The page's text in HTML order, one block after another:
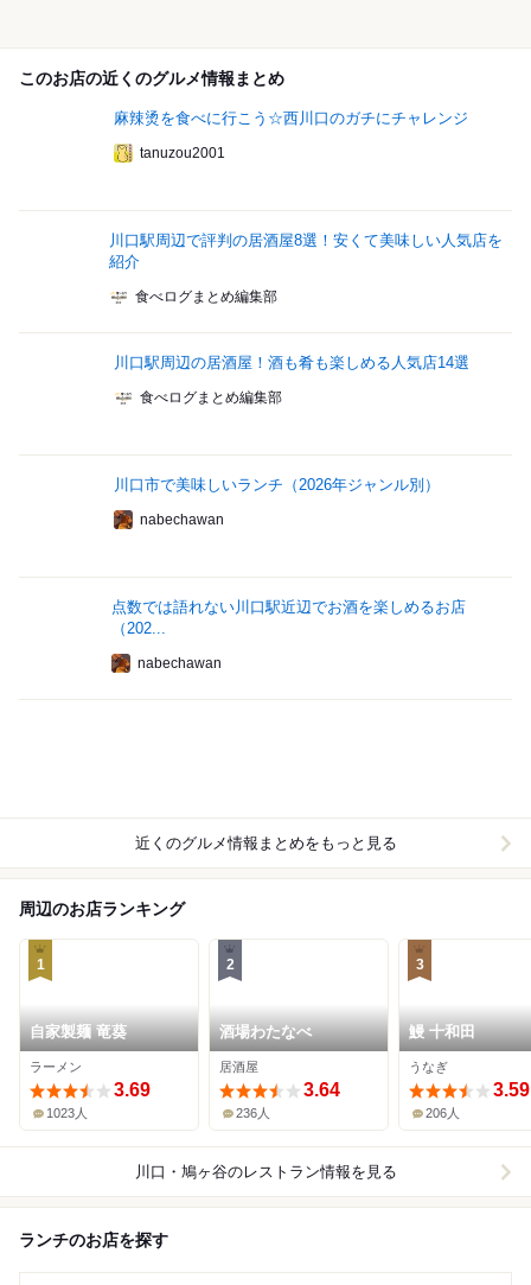
このお店の近くのグルメ情報まとめ
麻辣烫を食べに行こう☆西川口のガチにチャレンジ
tanuzou2001
川口駅周辺で評判の居酒屋8選！安くて美味しい人気店を
紹介
食べログまとめ編集部
川口駅周辺の居酒屋！酒も肴も楽しめる人気店14選
食べログまとめ編集部
川口市で美味しいランチ（2026年ジャンル別）
nabechawan
点数では語れない川口駅近辺でお酒を楽しめるお店
（202...
nabechawan
近くのグルメ情報まとめをもっと見る
周辺のお店ランキング
1
自家製麺 竜葵
ラーメン
3.69
1023人
2
酒場わたなべ
居酒屋
3.64
236人
3
鰻 十和田
うなぎ
3.59
206人
川口・鳩ヶ谷のレストラン情報を見る
ランチのお店を探す